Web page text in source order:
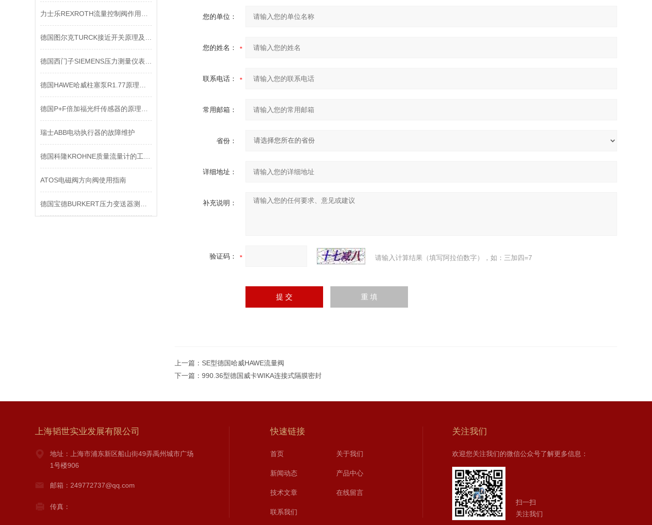
瑞士ABB电动执行器的故障维护
ATOS电磁阀方向阀使用指南
您的单位：
您的姓名：
联系电话：
常用邮箱：
省份：
详细地址：
补充说明：
验证码： 请输入计算结果（填写阿拉伯数字），如：三加四=7
上一篇： SE型德国哈威HAWE流量阀
下一篇： 990.36型德国威卡WIKA连接式隔膜密封
上海韬世实业发展有限公司
地址：上海市浦东新区船山街49弄禹州城市广场
1号楼906
邮箱：249772737@qq.com
传真：
快速链接
首页 关于我们
新闻动态 产品中心
技术文章 在线留言
联系我们
关注我们
欢迎您关注我们的微信公众号了解更多信息：
扫一扫
关注我们